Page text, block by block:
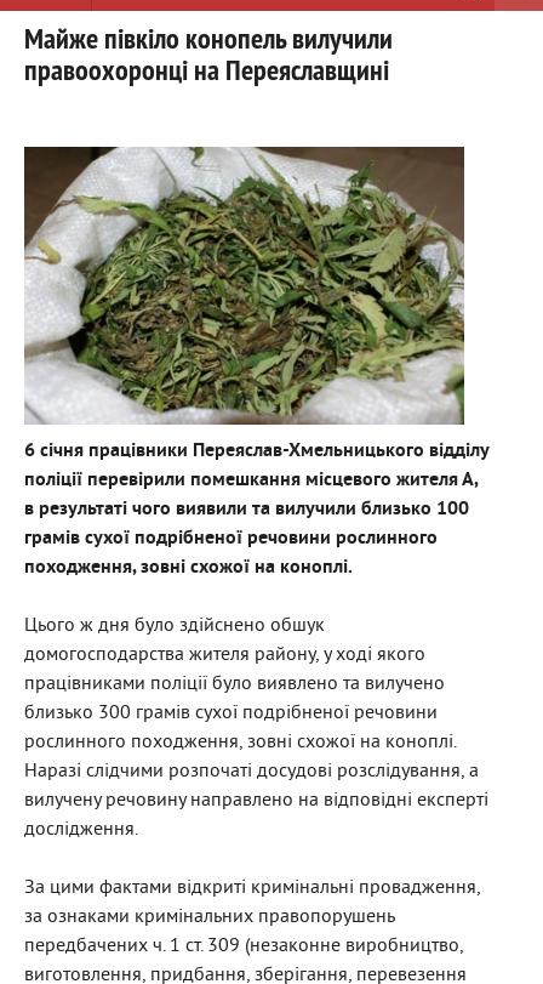
Майже півкіло конопель вилучили
правоохоронці на Переяславщині
6 січня працівники Переяслав-Хмельницького відділу
поліції перевірили помешкання місцевого жителя А,
в результаті чого виявили та вилучили близько 100
грамів сухої подрібненої речовини рослинного
походження, зовні схожої на коноплі.
Цього ж дня було здійснено обшук
домогосподарства жителя району, у ході якого
працівниками поліції було виявлено та вилучено
близько 300 грамів сухої подрібненої речовини
рослинного походження, зовні схожої на коноплі.
Наразі слідчими розпочаті досудові розслідування, а
вилучену речовину направлено на відповідні експерті
дослідження.
За цими фактами відкриті кримінальні провадження,
за ознаками кримінальних правопорушень
передбачених ч. 1 ст. 309 (незаконне виробництво,
виготовлення, придбання, зберігання, перевезення